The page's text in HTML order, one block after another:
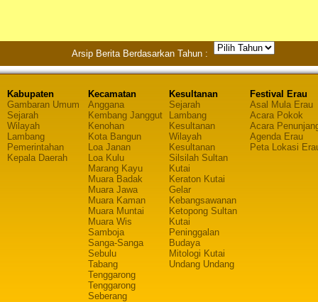
Arsip Berita Berdasarkan Tahun :
Kabupaten
Gambaran Umum
Sejarah
Wilayah
Lambang
Pemerintahan
Kepala Daerah
Kecamatan
Anggana
Kembang Janggut
Kenohan
Kota Bangun
Loa Janan
Loa Kulu
Marang Kayu
Muara Badak
Muara Jawa
Muara Kaman
Muara Muntai
Muara Wis
Samboja
Sanga-Sanga
Sebulu
Tabang
Tenggarong
Tenggarong
Seberang
Kesultanan
Sejarah
Lambang
Kesultanan
Wilayah
Kesultanan
Silsilah Sultan
Kutai
Keraton Kutai
Gelar
Kebangsawanan
Ketopong Sultan
Kutai
Peninggalan
Budaya
Mitologi Kutai
Undang Undang
Festival Erau
Asal Mula Erau
Acara Pokok
Acara
Agenda Erau
Peta Lokasi